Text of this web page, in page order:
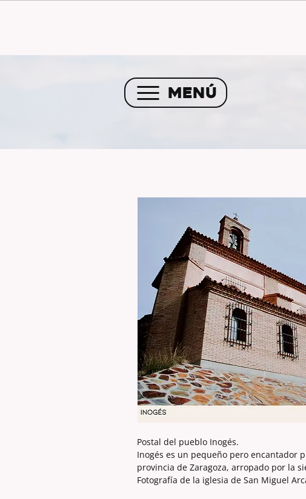
Postal del pueblo Inogés.
Inogés es un pequeño pero encantador
provincia de Zaragoza, arropado por la
Fotografía de la iglesia de San Miguel
MENÚ